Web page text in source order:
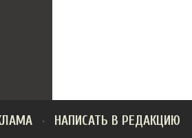
НАПИСАТЬ В РЕДАКЦИЮ